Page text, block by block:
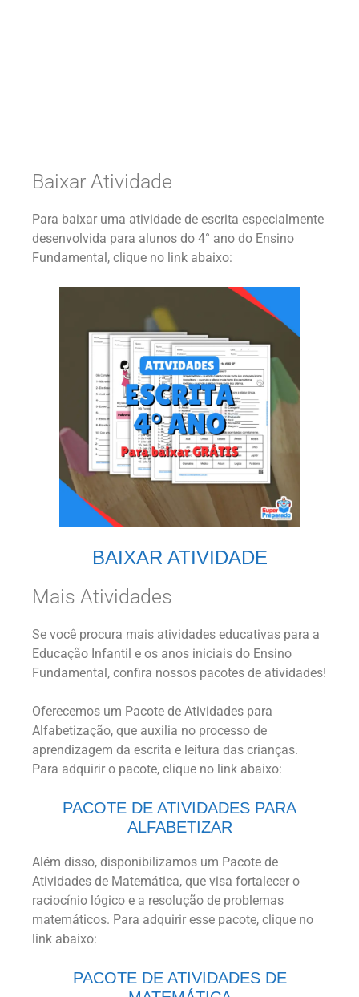
Baixar Atividade
Para baixar uma atividade de escrita especialmente
desenvolvida para alunos do 4° ano do Ensino
Fundamental, clique no link abaixo:
BAIXAR ATIVIDADE
Mais Atividades
Se você procura mais atividades educativas para a
Educação Infantil e os anos iniciais do Ensino
Fundamental, confira nossos pacotes de atividades!
Oferecemos um Pacote de Atividades para
Alfabetização, que auxilia no processo de
aprendizagem da escrita e leitura das crianças.
Para adquirir o pacote, clique no link abaixo:
PACOTE DE ATIVIDADES PARA
ALFABETIZAR
Além disso, disponibilizamos um Pacote de
Atividades de Matemática, que visa fortalecer o
raciocínio lógico e a resolução de problemas
matemáticos. Para adquirir esse pacote, clique no
link abaixo:
PACOTE DE ATIVIDADES DE